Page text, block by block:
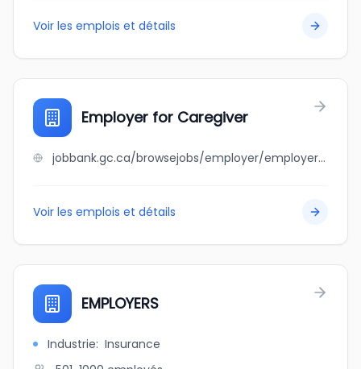
Voir les emplois et détails
Employer for Caregiver
jobbank.gc.ca/browsejobs/employer/employer+for+caregiver/ca
Voir les emplois et détails
EMPLOYERS
Industrie: Insurance